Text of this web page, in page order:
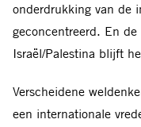
onderdrukking van de
geconcentreerd. En
Israël/Palestina blijft
Verscheidene
een internationale